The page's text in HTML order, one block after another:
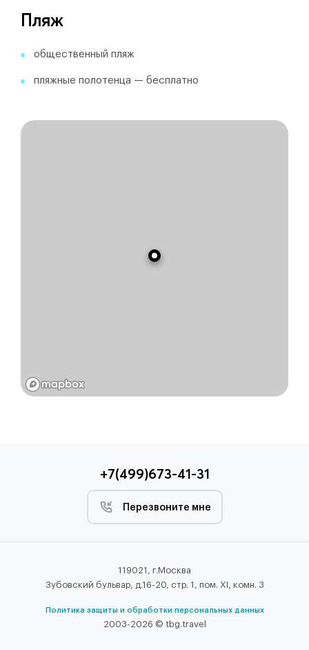
Пляж
общественный пляж
пляжные полотенца — бесплатно
+7(499)673-41-31
Перезвоните мне
119021, г.Москва
Зубовский бульвар, д.16-20, стр. 1, пом. XI, комн. 3
Политика защиты и обработки персональных данных
2003-2026 © tbg.travel